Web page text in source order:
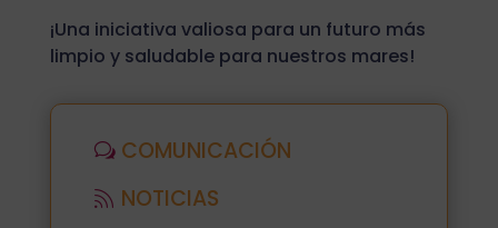
¡Una iniciativa valiosa para un futuro más
limpio y saludable para nuestros mares!
COMUNICACIÓN
NOTICIAS